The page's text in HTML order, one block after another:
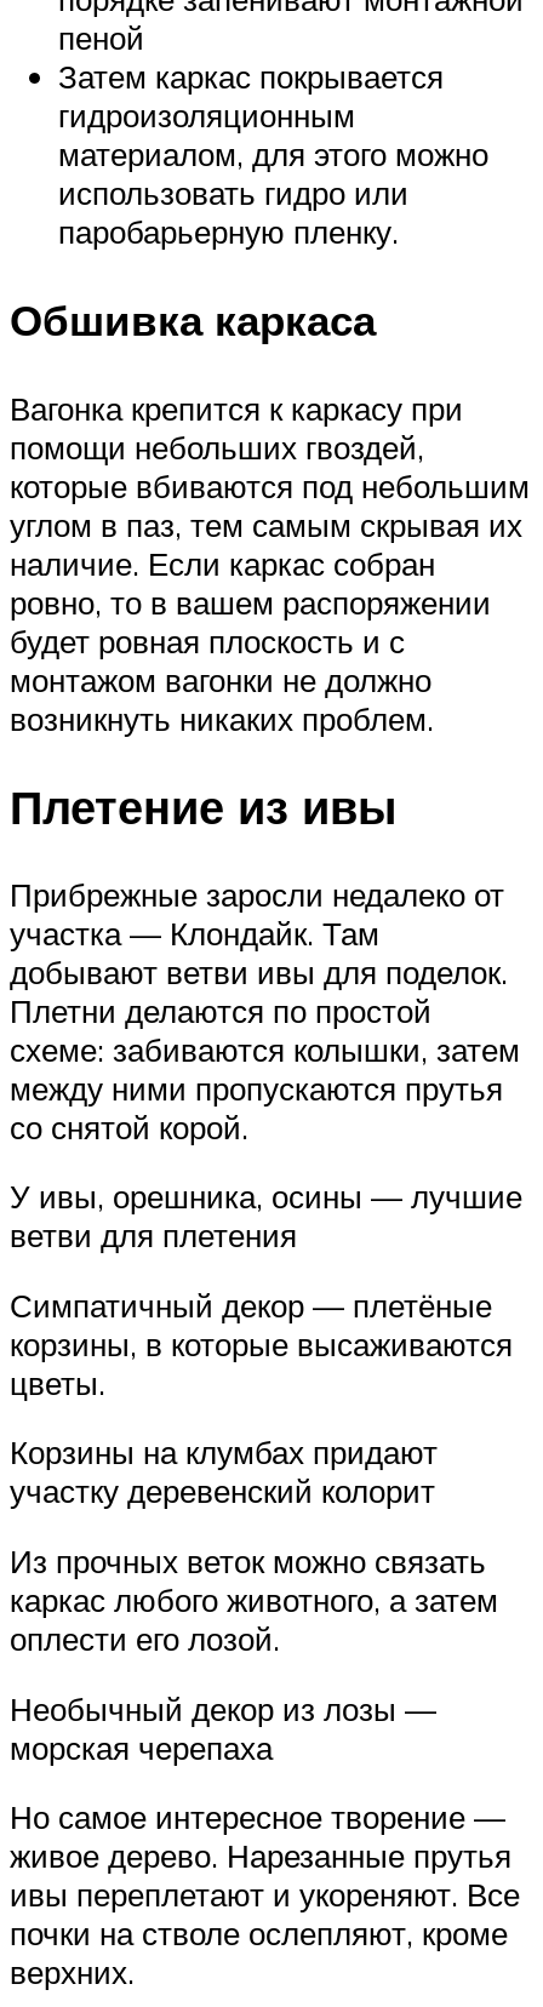
пеной
Затем каркас покрывается
гидроизоляционным
материалом, для этого можно
использовать гидро или
паробарьерную пленку.
Обшивка каркаса
Вагонка крепится к каркасу при
помощи небольших гвоздей,
которые вбиваются под небольшим
углом в паз, тем самым скрывая их
наличие. Если каркас собран
ровно, то в вашем распоряжении
будет ровная плоскость и с
монтажом вагонки не должно
возникнуть никаких проблем.
Плетение из ивы
Прибрежные заросли недалеко от
участка — Клондайк. Там
добывают ветви ивы для поделок.
Плетни делаются по простой
схеме: забиваются колышки, затем
между ними пропускаются прутья
со снятой корой.
У ивы, орешника, осины — лучшие
ветви для плетения
Симпатичный декор — плетёные
корзины, в которые высаживаются
цветы.
Корзины на клумбах придают
участку деревенский колорит
Из прочных веток можно связать
каркас любого животного, а затем
оплести его лозой.
Необычный декор из лозы —
морская черепаха
Но самое интересное творение —
живое дерево. Нарезанные прутья
ивы переплетают и укореняют. Все
почки на стволе ослепляют, кроме
верхних.